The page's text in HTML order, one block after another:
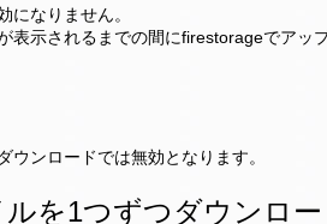
なりません。
示されるまでの間にfirestorageでアッ
ンロードでは無効となります。
を1つずつダウンロー